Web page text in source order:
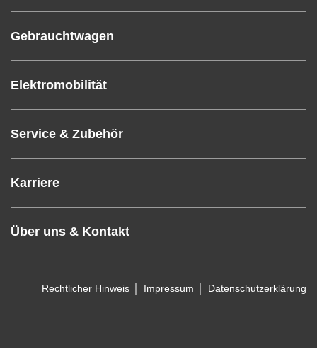
Gebrauchtwagen
Elektromobilität
Service & Zubehör
Karriere
Über uns & Kontakt
Rechtlicher Hinweis Impressum Datenschutzerklärung